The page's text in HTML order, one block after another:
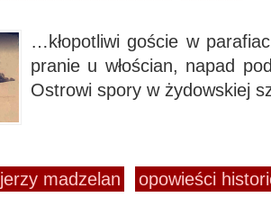
…kłopotliwi goście w
pranie u włościan, napad
Ostrowi spory w żydowskiej
jerzy madzelan opowieści